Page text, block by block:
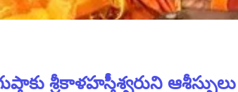
శ్రీకాళహస్తీశ్వరుని ఆశీస్సులు